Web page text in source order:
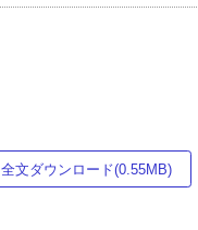
全文ダウンロード(0.55MB)